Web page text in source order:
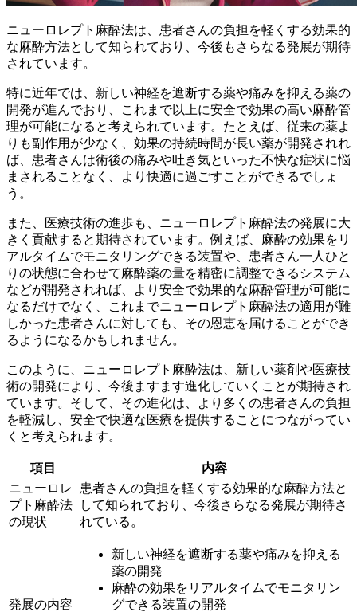
ニューロレプト麻酔法は、患者さんの負担を軽くする効果的
な麻酔方法として知られており、今後もさらなる発展が期待
されています。
特に近年では、新しい神経を遮断する薬や痛みを抑える薬の
開発が進んでおり、これまで以上に安全で効果の高い麻酔管
理が可能になると考えられています。たとえば、従来の薬よ
りも副作用が少なく、効果の持続時間が長い薬が開発されれ
ば、 患者さんは術後の痛みや吐き気といった不快な症状に悩
まされることなく、より快適に過ごすことができるでしょ
う。
また、医療技術の進歩も、ニューロレプト麻酔法の発展に大
きく貢献すると期待されています。例えば、麻酔の効果をリ
アルタイムでモニタリングできる装置や、患者さん一人ひと
りの状態に合わせて麻酔薬の量を精密に調整できるシステム
などが開発されれば、より安全で効果的な麻酔管理が可能に
なるだけでなく、
これまでニューロレプト麻酔法の適用が難
しかった患者さんに対しても、その恩恵を届けることができ
る ようになるかもしれません。
このように、ニューロレプト麻酔法は、新しい薬剤や医療技
術の開発により、今後ますます進化していくことが期待され
ています。そして、その進化は、より多くの患者さんの負担
を軽減し、安全で快適な医療を提供することにつながってい
くと考えられます。
項目
内容
ニューロレ
プト麻酔法
の現状
患者さんの負担を軽くする効果的な麻酔方法と
して知られており、今後さらなる発展が期待さ
れている。
発展の内容
新しい神経を遮断する薬や痛みを抑える
薬の開発
麻酔の効果をリアルタイムでモニタリン
グできる装置の開発